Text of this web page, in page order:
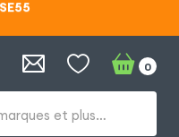
et plus…
0